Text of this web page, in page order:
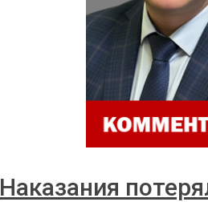
Наказания